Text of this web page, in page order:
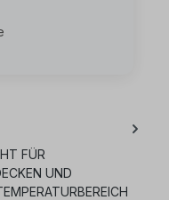
FÜR
UND